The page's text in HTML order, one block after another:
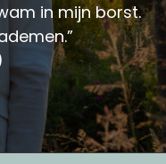
in mijn borst.